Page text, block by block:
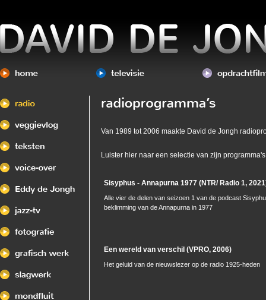
Van 1989 tot 2006 maakte David de Jongh
Luister hier naar een selectie van zijn
Sisyphus - Annapurna 1977 (NTR/ Radio 1,
Alle vier de delen van seizoen 1 van de podcast
beklimming van de Annapurna in 1977
Een wereld van verschil (VPRO, 2006)
Het geluid van de nieuwslezer op de radio 1925-heden